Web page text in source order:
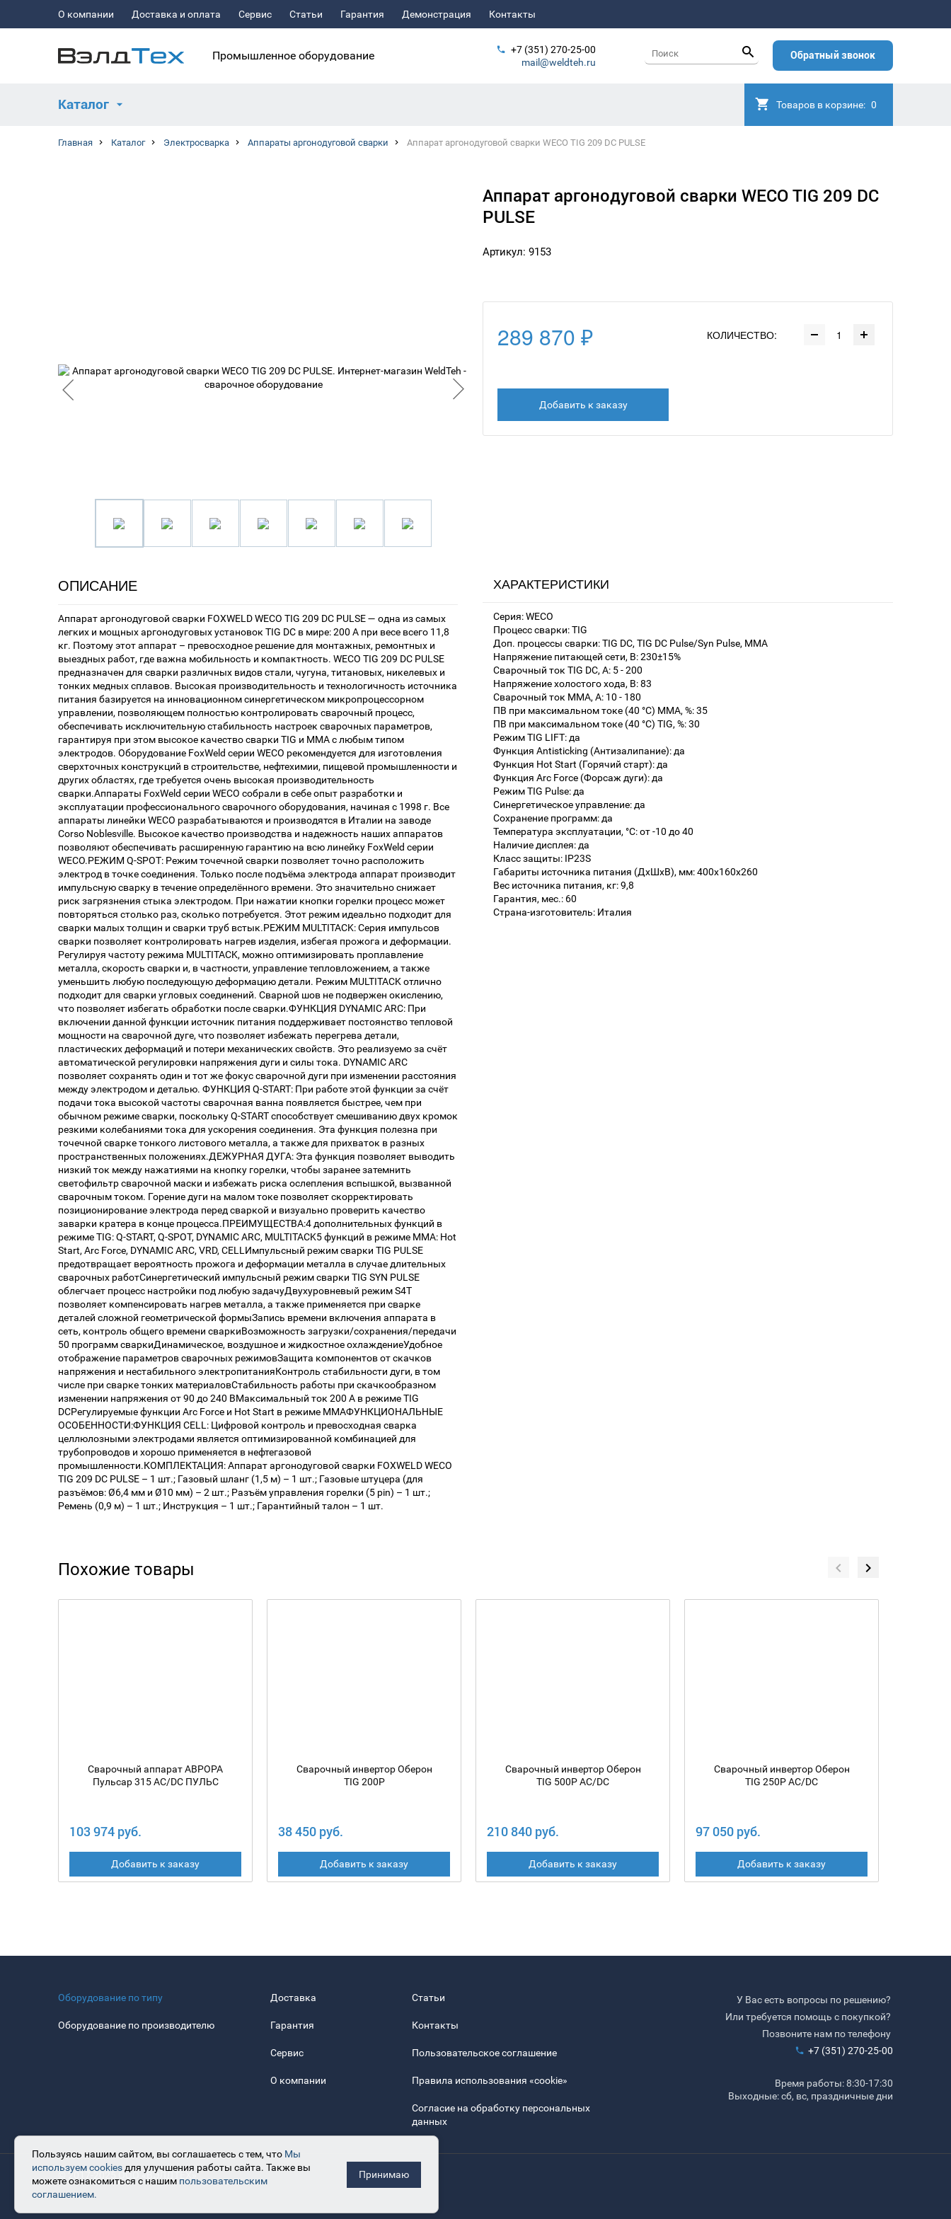
О компании Доставка и оплата Сервис Статьи Гарантия Демонстрация Контакты
Промышленное оборудование
+7 (351) 270-25-00
mail@weldteh.ru
Обратный звонок
Каталог Товаров в корзине: 0
Главная Каталог Электросварка Аппараты аргонодуговой сварки Аппарат аргонодуговой сварки WECO TIG 209 DC PULSE
Аппарат аргонодуговой сварки WECO TIG 209 DC
PULSE
Артикул: 9153
289 870 ₽ КОЛИЧЕСТВО:
Добавить к заказу
ОПИСАНИЕ
Аппарат аргонодуговой сварки FOXWELD WECO TIG 209 DC PULSE — одна из самых
легких и мощных аргонодуговых установок TIG DC в мире: 200 А при весе всего 11,8
кг. Поэтому этот аппарат – превосходное решение для монтажных, ремонтных и
выездных работ, где важна мобильность и компактность. WECO TIG 209 DC PULSE
предназначен для сварки различных видов стали, чугуна, титановых, никелевых и
тонких медных сплавов. Высокая производительность и технологичность источника
питания базируется на инновационном синергетическом микропроцессорном
управлении, позволяющем полностью контролировать сварочный процесс,
обеспечивать исключительную стабильность настроек сварочных параметров,
гарантируя при этом высокое качество сварки TIG и MMA с любым типом
электродов. Оборудование FoxWeld серии WECO рекомендуется для изготовления
сверхточных конструкций в строительстве, нефтехимии, пищевой промышленности и
других областях, где требуется очень высокая производительность
сварки.Аппараты FoxWeld серии WECO собрали в себе опыт разработки и
эксплуатации профессионального сварочного оборудования, начиная с 1998 г. Все
аппараты линейки WECO разрабатываются и производятся в Италии на заводе
Corso Noblesville. Высокое качество производства и надежность наших аппаратов
позволяют обеспечивать расширенную гарантию на всю линейку FoxWeld серии
WECO.РЕЖИМ Q-SPOT: Режим точечной сварки позволяет точно расположить
электрод в точке соединения. Только после подъёма электрода аппарат производит
импульсную сварку в течение определённого времени. Это значительно снижает
риск загрязнения стыка электродом. При нажатии кнопки горелки процесс может
повторяться столько раз, сколько потребуется. Этот режим идеально подходит для
сварки малых толщин и сварки труб встык.РЕЖИМ MULTITACK: Серия импульсов
сварки позволяет контролировать нагрев изделия, избегая прожога и деформации.
Регулируя частоту режима MULTITACK, можно оптимизировать проплавление
металла, скорость сварки и, в частности, управление тепловложением, а также
уменьшить любую последующую деформацию детали. Режим MULTITACK отлично
подходит для сварки угловых соединений. Сварной шов не подвержен окислению,
что позволяет избегать обработки после сварки.ФУНКЦИЯ DYNAMIC ARC: При
включении данной функции источник питания поддерживает постоянство тепловой
мощности на сварочной дуге, что позволяет избежать перегрева детали,
пластических деформаций и потери механических свойств. Это реализуемо за счёт
автоматической регулировки напряжения дуги и силы тока. DYNAMIC ARC
позволяет сохранять один и тот же фокус сварочной дуги при изменении расстояния
между электродом и деталью. ФУНКЦИЯ Q-START: При работе этой функции за счёт
подачи тока высокой частоты сварочная ванна появляется быстрее, чем при
обычном режиме сварки, поскольку Q-START способствует смешиванию двух кромок
резкими колебаниями тока для ускорения соединения. Эта функция полезна при
точечной сварке тонкого листового металла, а также для прихваток в разных
пространственных положениях.ДЕЖУРНАЯ ДУГА: Эта функция позволяет выводить
низкий ток между нажатиями на кнопку горелки, чтобы заранее затемнить
светофильтр сварочной маски и избежать риска ослепления вспышкой, вызванной
сварочным током. Горение дуги на малом токе позволяет скорректировать
позиционирование электрода перед сваркой и визуально проверить качество
заварки кратера в конце процесса.ПРЕИМУЩЕСТВА:4 дополнительных функций в
режиме TIG: Q-START, Q-SPOT, DYNAMIC ARC, MULTITACK5 функций в режиме MMA: Hot
Start, Arc Force, DYNAMIC ARC, VRD, CELLИмпульсный режим сварки TIG PULSE
предотвращает вероятность прожога и деформации металла в случае длительных
сварочных работСинергетический импульсный режим сварки TIG SYN PULSE
облегчает процесс настройки под любую задачуДвухуровневый режим S4T
позволяет компенсировать нагрев металла, а также применяется при сварке
деталей сложной геометрической формыЗапись времени включения аппарата в
сеть, контроль общего времени сваркиВозможность загрузки/сохранения/передачи
50 программ сваркиДинамическое, воздушное и жидкостное охлаждениеУдобное
отображение параметров сварочных режимовЗащита компонентов от скачков
напряжения и нестабильного электропитанияКонтроль стабильности дуги, в том
числе при сварке тонких материаловСтабильность работы при скачкообразном
изменении напряжения от 90 до 240 ВМаксимальный ток 200 A в режиме TIG
DCРегулируемые функции Arc Force и Hot Start в режиме MMAФУНКЦИОНАЛЬНЫЕ
ОСОБЕННОСТИ:ФУНКЦИЯ CELL: Цифровой контроль и превосходная сварка
целлюлозными электродами является оптимизированной комбинацией для
трубопроводов и хорошо применяется в нефтегазовой
промышленности.КОМПЛЕКТАЦИЯ: Аппарат аргонодуговой сварки FOXWELD WECO
TIG 209 DC PULSE – 1 шт.; Газовый шланг (1,5 м) – 1 шт.; Газовые штуцера (для
разъёмов: Ø6,4 мм и Ø10 мм) – 2 шт.; Разъём управления горелки (5 pin) – 1 шт.;
Ремень (0,9 м) – 1 шт.; Инструкция – 1 шт.; Гарантийный талон – 1 шт.
ХАРАКТЕРИСТИКИ
Серия: WECO
Процесс сварки: TIG
Доп. процессы сварки: TIG DC, TIG DC Pulse/Syn Pulse, MMA
Напряжение питающей сети, В: 230±15%
Сварочный ток TIG DC, А: 5 - 200
Напряжение холостого хода, В: 83
Сварочный ток MMA, А: 10 - 180
ПВ при максимальном токе (40 °C) ММА, %: 35
ПВ при максимальном токе (40 °C) TIG, %: 30
Режим TIG LIFT: да
Функция Antisticking (Антизалипание): да
Функция Hot Start (Горячий старт): да
Функция Arc Force (Форсаж дуги): да
Режим TIG Pulse: да
Синергетическое управление: да
Сохранение программ: да
Температура эксплуатации, °C: от -10 до 40
Наличие дисплея: да
Класс защиты: IP23S
Габариты источника питания (ДхШхВ), мм: 400х160х260
Вес источника питания, кг: 9,8
Гарантия, мес.: 60
Страна-изготовитель: Италия
Похожие товары
Сварочный аппарат АВРОРА
Пульсар 315 AC/DC ПУЛЬС
103 974 руб.
Добавить к заказу
Сварочный инвертор Оберон
TIG 200P
38 450 руб.
Добавить к заказу
Сварочный инвертор Оберон
TIG 500P AC/DC
210 840 руб.
Добавить к заказу
Сварочный инвертор Оберон
TIG 250P AC/DC
97 050 руб.
Добавить к заказу
Оборудование по типу
Оборудование по производителю
Доставка
Гарантия
Сервис
О компании
Статьи
Контакты
Пользовательское соглашение
Правила использования «cookie»
Согласие на обработку персональных
данных
У Вас есть вопросы по решению?
Или требуется помощь с покупкой?
Позвоните нам по телефону
+7 (351) 270-25-00
Время работы: 8:30-17:30
Выходные: сб, вс, праздничные дни
© 2017-2025 ООО «ВЭЛДТЕХ»
Пользуясь нашим сайтом, вы соглашаетесь с тем, что Мы
используем cookies для улучшения работы сайта. Также вы
можете ознакомиться с нашим пользовательским
соглашением.
Принимаю